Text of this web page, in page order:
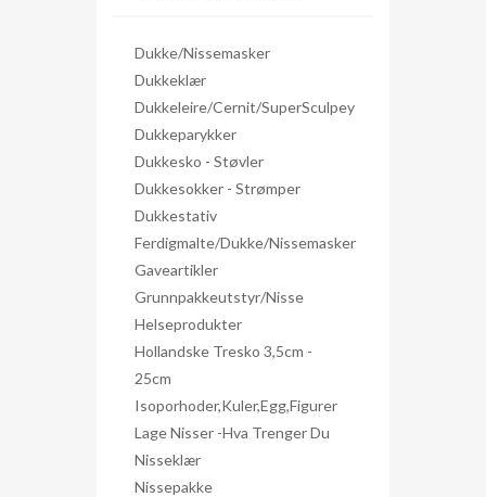
Dukke/nissemasker
Dukkeklær
Dukkeleire/Cernit/SuperSculpey
Dukkeparykker
Dukkesko - Støvler
Dukkesokker - Strømper
Dukkestativ
Ferdigmalte/dukke/nissemasker
Gaveartikler
Grunnpakkeutstyr/nisse
Helseprodukter
Hollandske Tresko 3,5cm -
25cm
Isoporhoder,kuler,egg,figurer
Lage Nisser -hva Trenger Du
Nisseklær
Nissepakke